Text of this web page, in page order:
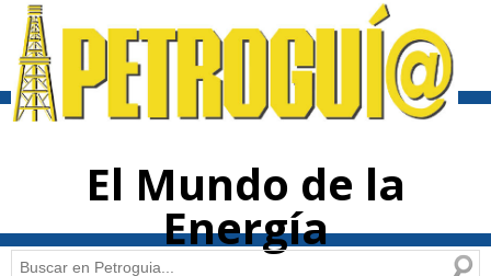
contenido
El Mundo de la
Energía
Buscar